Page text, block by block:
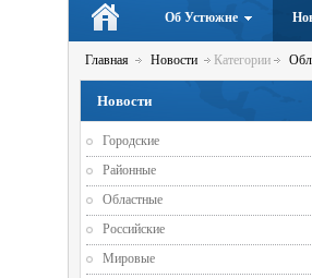
Об Устюжне
Главная Новости Категории
Новости
Городские
Районные
Областные
Российские
Мировые